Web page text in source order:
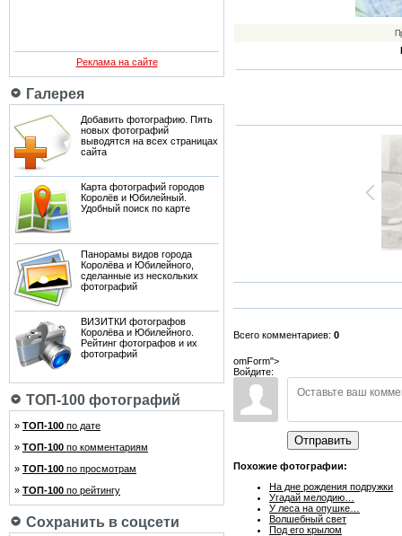
Реклама на сайте
Галерея
Добавить фотографию. Пять
новых фотографий
выводятся на всех страницах
сайта
Карта фотографий городов
Королёв и Юбилейный.
Удобный поиск по карте
Панорамы видов города
Королёва и Юбилейного,
сделанные из нескольких
фотографий
ВИЗИТКИ фотографов
Королёва и Юбилейного.
Рейтинг фотографов и их
фотографий
ТОП-100 фотографий
» ТОП-100 по дате
» ТОП-100 по комментариям
» ТОП-100 по просмотрам
» ТОП-100 по рейтингу
Сохранить в соцсети
Всего комментариев: 0
omForm">
Войдите:
Отправить
Похожие фотографии:
На дне рождения подружки
Угадай мелодию…
У леса на опушке…
Волшебный свет
Под его крылом